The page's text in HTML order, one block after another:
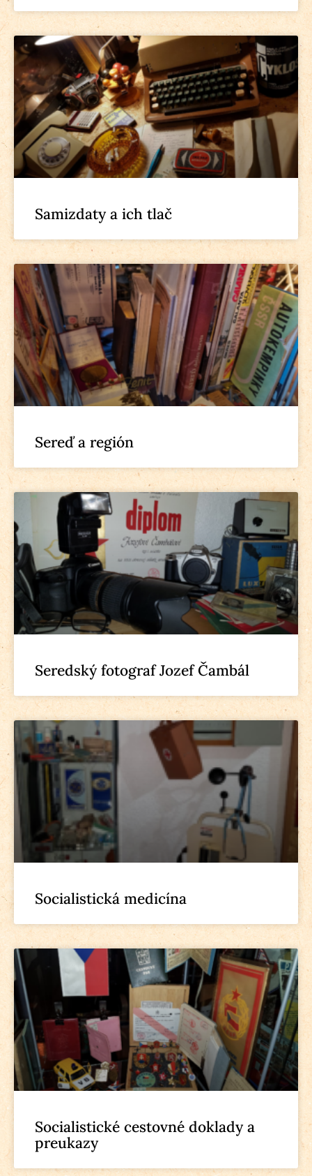
Samizdaty a ich tlač
Sereď a región
Seredský fotograf Jozef Čambál
Socialistická medicína
Socialistické cestovné doklady a
preukazy